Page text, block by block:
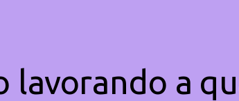
lavorando a